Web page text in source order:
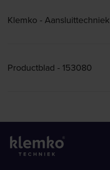
Klemko -
Productblad - 153080